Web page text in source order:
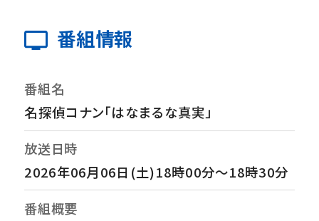
番組情報
番組名
名探偵コナン「はなまるな真実」
放送日時
2026年06月06日(土)18時00分～18時30分
番組概要